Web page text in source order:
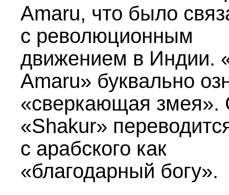
Amaru, что было
с революционным
движением в Индии.
Amaru» буквально
«сверкающая змея».
«Shakur»
с арабского как
«благодарный богу».